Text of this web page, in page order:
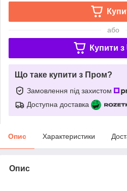
або
Купити з
Що таке купити з Пром?
Замовлення під захистом
Доступна доставка
Опис Характеристики
Опис